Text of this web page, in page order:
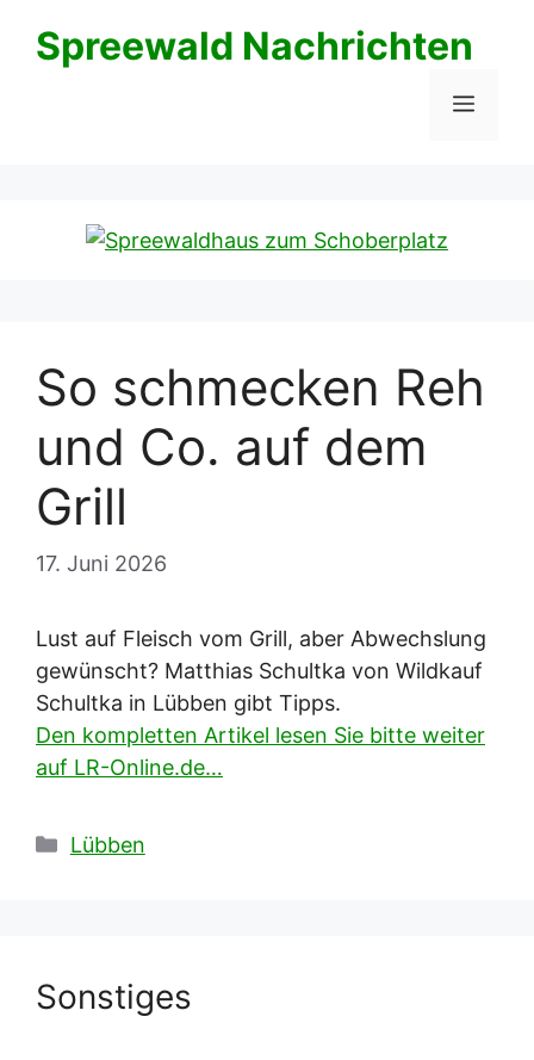
InhaltSpreewald Nachrichten
Menü
So schmecken Reh
und Co. auf dem
Grill
17. Juni 2026
Lust auf Fleisch vom Grill, aber Abwechslung
gewünscht? Matthias Schultka von Wildkauf
Schultka in Lübben gibt Tipps.
Den kompletten Artikel lesen Sie bitte weiter
auf LR-Online.de…
Kategorien
Lübben
Sonstiges